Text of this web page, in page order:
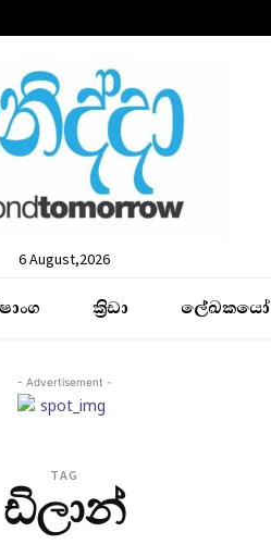
6 August,2026
ක්‍රිඩා ලේඛකයෝ
- Advertisement -
TAG
ඩිලාන්